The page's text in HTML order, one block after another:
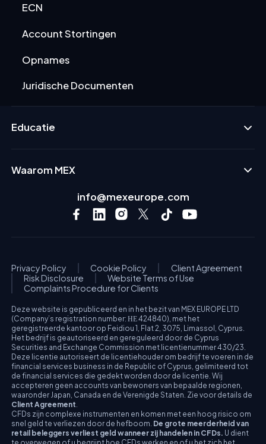
ECN
Account Stortingen
Opnames
Juridische Documenten
Educatie
Waarom MEX
info@mexeurope.com
Privacy Policy Cookie Policy
Client Agreement
Risk Disclosure
Website Terms of Use
Complaints Procedure for Clients
Deze website is gepubliceerd en in het bezit van MEX EUROPE LTD
(Company’s registration number: ΗΕ 424840), met het
geregistreerde kantoor op Feidiou 1, Flat 2, 3075, Limassol, Cyprus.
Het bedrijf is geautoriseerd en gereguleerd door de Cyprus
Securities and Exchange Commission met licentienummer 430/23.
Deze licentie autoriseert de licentiehouder om bedrijf te voeren in de
financial services business in de Republic of Cyprus, gelimiteerd tot
de financial services die gedekt worden door de licentie. Wij
accepteren geen accounts van bewoners van bepaalde regionen,
waaronder Japan, Canada en de Verenigde Staten. Zie voor details de
Client Agreement.
CFDs zijn complexe instrumenten en komen met een hoog risico om
snel geld te verliezen door de hefboom. De grote meerderheid van
retail beleggers verliest geld wanneer zij handelen in CFDs. U dient